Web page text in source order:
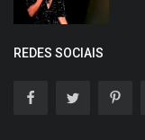
REDES SOCIAIS